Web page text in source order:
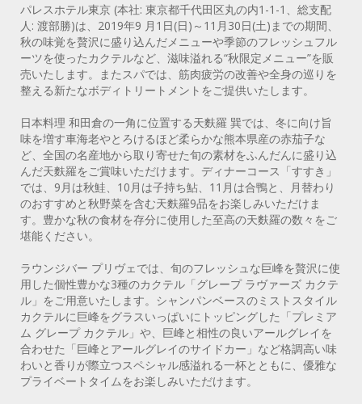
パレスホテル東京 (本社: 東京都千代田区丸の内1-1-1、総支配
人: 渡部勝)は、2019年9 月1日(日)～11月30日(土)までの期間、
秋の味覚を贅沢に盛り込んだメニューや季節のフレッシュフル
ーツを使ったカクテルなど、滋味溢れる“秋限定メニュー”を販
売いたします。またスパでは、筋肉疲労の改善や全身の巡りを
整える新たなボディトリートメントをご提供いたします。
日本料理 和田倉の一角に位置する天麩羅 巽では、冬に向け旨
味を増す車海老やとろけるほど柔らかな熊本県産の赤茄子な
ど、全国の名産地から取り寄せた旬の素材をふんだんに盛り込
んだ天麩羅をご賞味いただけます。ディナーコース「すすき」
では、9月は秋鮭、10月は子持ち鮎、11月は合鴨と、月替わり
のおすすめと秋野菜を含む天麩羅9品をお楽しみいただけま
す。豊かな秋の食材を存分に使用した至高の天麩羅の数々をご
堪能ください。
ラウンジバー プリヴェでは、旬のフレッシュな巨峰を贅沢に使
用した個性豊かな3種のカクテル「グレープ ラヴァーズ カクテ
ル」をご用意いたします。シャンパンベースのミストスタイル
カクテルに巨峰をグラスいっぱいにトッピングした「プレミア
ム グレープ カクテル」や、巨峰と相性の良いアールグレイを
合わせた「巨峰とアールグレイのサイドカー」など格調高い味
わいと香りが際立つスペシャル感溢れる一杯とともに、優雅な
プライベートタイムをお楽しみいただけます。